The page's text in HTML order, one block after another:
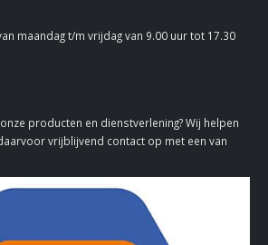
maandag t/m vrijdag van 9.00 uur tot 17.30
producten en dienstverlening? Wij helpen
vrijblijvend contact op met een van